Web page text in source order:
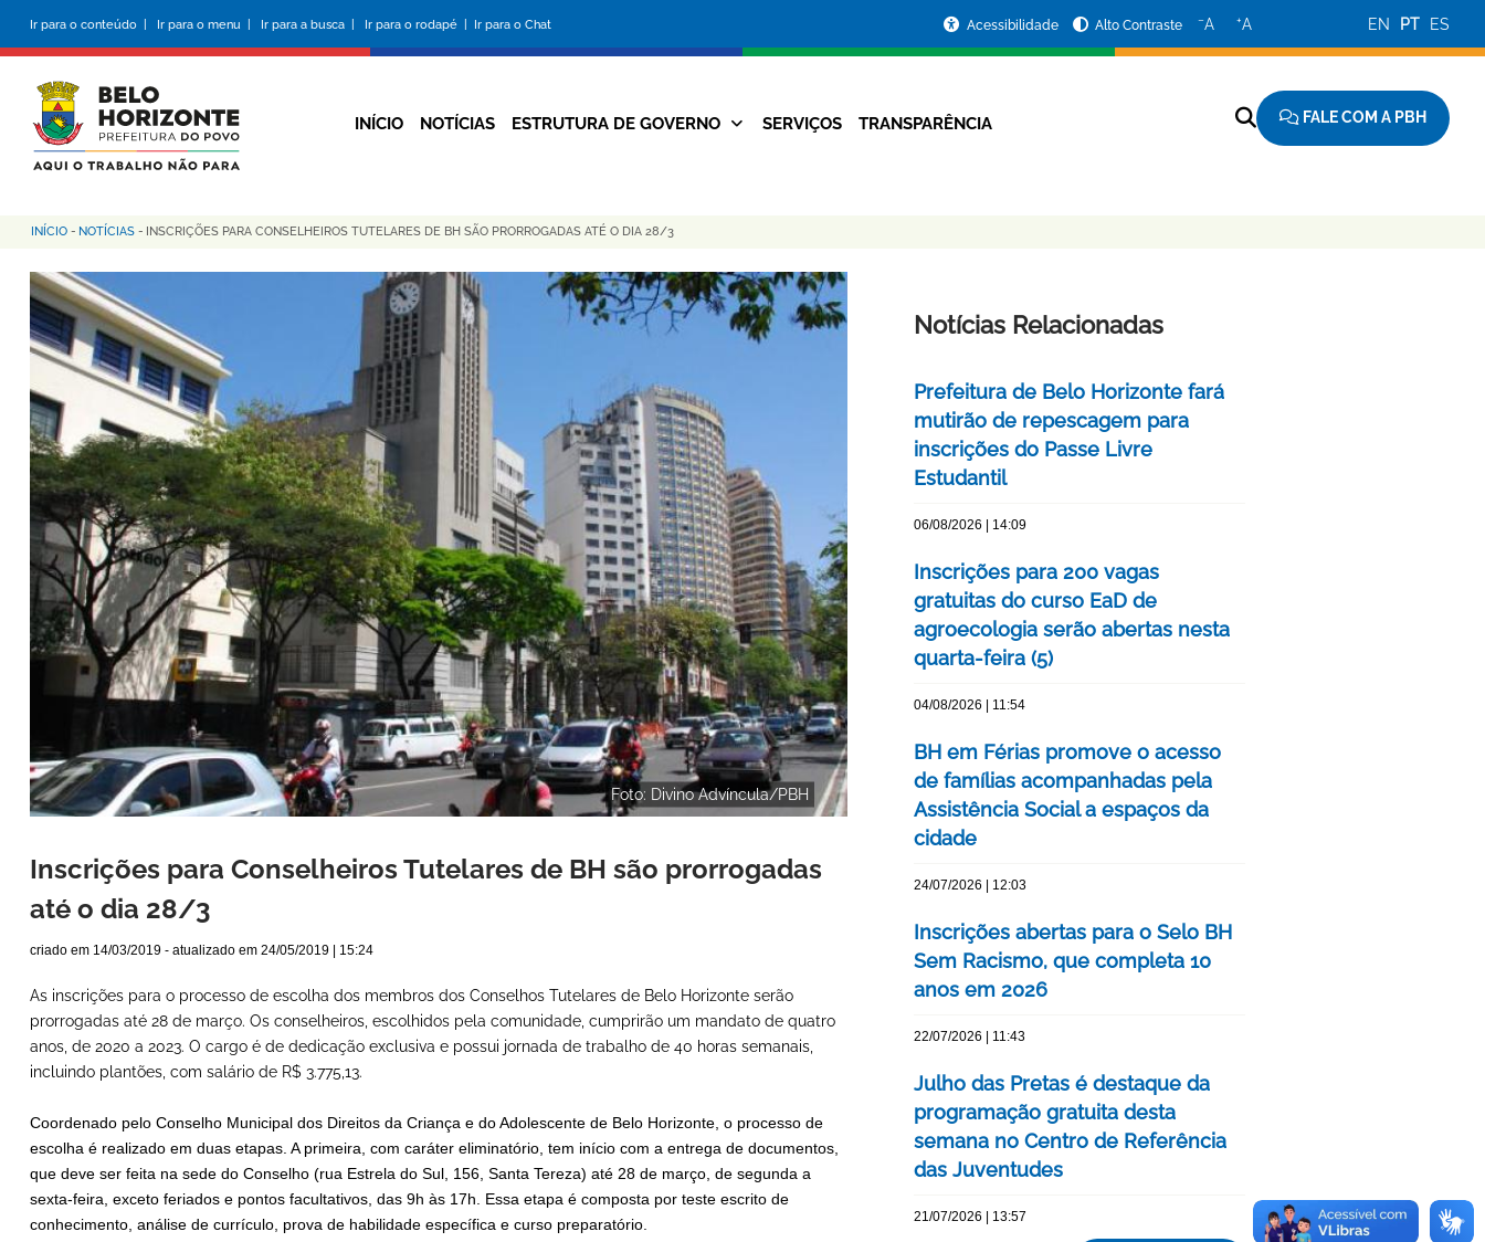
conteúdo
principal
Ir para o conteúdo | Ir para o menu | Ir para a busca | Ir para o rodapé | Ir para o Chat
da
Prefeitura
Acessibilidade Alto Contraste −A +A EN PT ES
Navegação
INÍCIO NOTÍCIAS ESTRUTURA DE GOVERNO SERVIÇOS TRANSPARÊNCIA FALE COM A PBH
Trilha
de
navegação
INÍCIO - NOTÍCIAS - INSCRIÇÕES PARA CONSELHEIROS TUTELARES DE BH SÃO PRORROGADAS ATÉ O DIA 28/3
Foto: Divino Advíncula/PBH
Inscrições para Conselheiros Tutelares de BH são prorrogadas
até o dia 28/3
criado em 14/03/2019 - atualizado em 24/05/2019 | 15:24
As inscrições para o processo de escolha dos membros dos Conselhos Tutelares de Belo Horizonte serão
prorrogadas até 28 de março. Os conselheiros, escolhidos pela comunidade, cumprirão um mandato de quatro
anos, de 2020 a 2023. O cargo é de dedicação exclusiva e possui jornada de trabalho de 40 horas semanais,
incluindo plantões, com salário de R$ 3.775,13.
Coordenado pelo Conselho Municipal dos Direitos da Criança e do Adolescente de Belo Horizonte, o processo de
escolha é realizado em duas etapas. A primeira, com caráter eliminatório, tem início com a entrega de documentos,
que deve ser feita na sede do Conselho (rua Estrela do Sul, 156, Santa Tereza) até 28 de março, de segunda a
sexta-feira, exceto feriados e pontos facultativos, das 9h às 17h. Essa etapa é composta por teste escrito de
conhecimento, análise de currículo, prova de habilidade específica e curso preparatório.
Notícias Relacionadas
Prefeitura de Belo Horizonte fará
mutirão de repescagem para
inscrições do Passe Livre
Estudantil
06/08/2026 | 14:09
Inscrições para 200 vagas
gratuitas do curso EaD de
agroecologia serão abertas nesta
quarta-feira (5)
04/08/2026 | 11:54
BH em Férias promove o acesso
de famílias acompanhadas pela
Assistência Social a espaços da
cidade
24/07/2026 | 12:03
Inscrições abertas para o Selo BH
Sem Racismo, que completa 10
anos em 2026
22/07/2026 | 11:43
Julho das Pretas é destaque da
programação gratuita desta
semana no Centro de Referência
das Juventudes
21/07/2026 | 13:57